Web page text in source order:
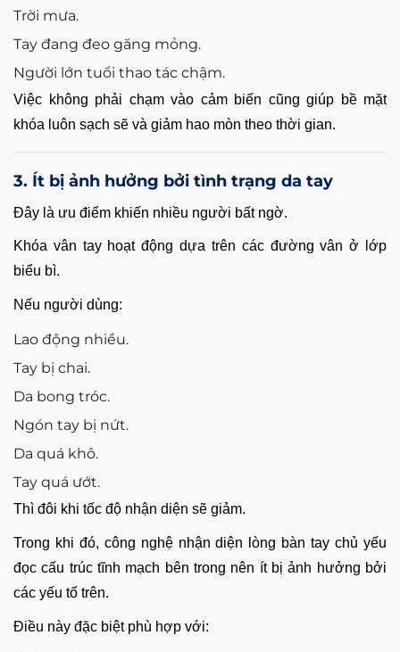
Trời mưa.
Tay đang đeo găng mỏng.
Người lớn tuổi thao tác chậm.
Việc không phải chạm vào cảm biến cũng giúp bề mặt
khóa luôn sạch sẽ và giảm hao mòn theo thời gian.
3. Ít bị ảnh hưởng bởi tình trạng da tay
Đây là ưu điểm khiến nhiều người bất ngờ.
Khóa vân tay hoạt động dựa trên các đường vân ở lớp
biểu bì.
Nếu người dùng:
Lao động nhiều.
Tay bị chai.
Da bong tróc.
Ngón tay bị nứt.
Da quá khô.
Tay quá ướt.
Thì đôi khi tốc độ nhận diện sẽ giảm.
Trong khi đó, công nghệ nhận diện lòng bàn tay chủ yếu
đọc cấu trúc tĩnh mạch bên trong nên ít bị ảnh hưởng bởi
các yếu tố trên.
Điều này đặc biệt phù hợp với: